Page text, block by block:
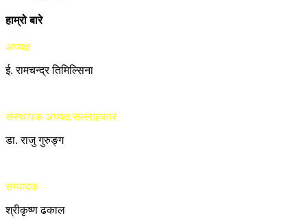
हाम्रो बारे
अध्यक्ष
ई. रामचन्द्र तिमिल्सिना
संस्थापक अध्यक्ष/सल्लाहकार
डा. राजु गुरुङ्ग
सम्पादक
श्रीकृष्ण ढकाल